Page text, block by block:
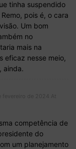
tinha suspendido
pois é, o cara
Um bom
no
mais na
eficaz nesse meio,
ainda.
competência de
do
um planejamento